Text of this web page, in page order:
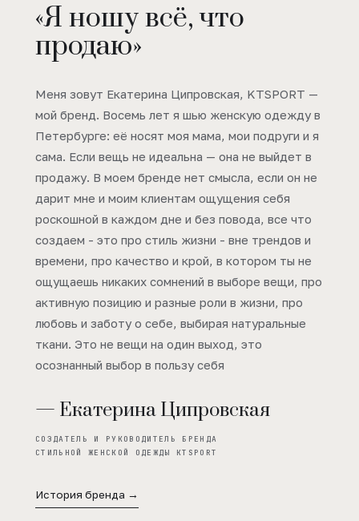
«Я ношу всё, что
продаю»
Меня зовут Екатерина Ципровская, KTSPORT —
мой бренд. Восемь лет я шью женскую одежду в
Петербурге: её носят моя мама, мои подруги и я
сама. Если вещь не идеальна — она не выйдет в
продажу. В моем бренде нет смысла, если он не
дарит мне и моим клиентам ощущения себя
роскошной в каждом дне и без повода, все что
создаем - это про стиль жизни - вне трендов и
времени, про качество и крой, в котором ты не
ощущаешь никаких сомнений в выборе вещи, про
активную позицию и разные роли в жизни, про
любовь и заботу о себе, выбирая натуральные
ткани. Это не вещи на один выход, это
осознанный выбор в пользу себя
— Екатерина Ципровская
СОЗДАТЕЛЬ И РУКОВОДИТЕЛЬ БРЕНДА
СТИЛЬНОЙ ЖЕНСКОЙ ОДЕЖДЫ KTSPORT
История бренда →